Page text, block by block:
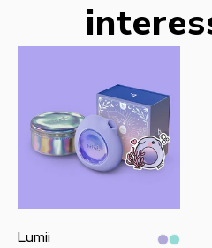
Lumii